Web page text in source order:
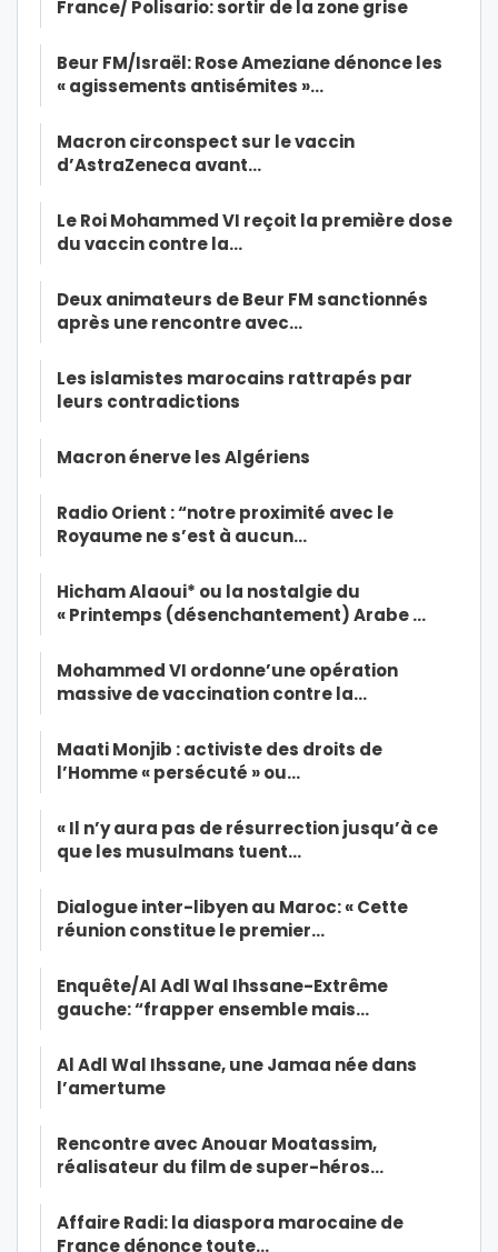
France/ Polisario: sortir de la zone grise
Beur FM/Israël: Rose Ameziane dénonce les
« agissements antisémites »…
Macron circonspect sur le vaccin
d’AstraZeneca avant…
Le Roi Mohammed VI reçoit la première dose
du vaccin contre la…
Deux animateurs de Beur FM sanctionnés
après une rencontre avec…
Les islamistes marocains rattrapés par
leurs contradictions
Macron énerve les Algériens
Radio Orient : “notre proximité avec le
Royaume ne s’est à aucun…
Hicham Alaoui* ou la nostalgie du
« Printemps (désenchantement) Arabe …
Mohammed VI ordonne’une opération
massive de vaccination contre la…
Maati Monjib : activiste des droits de
l’Homme « persécuté » ou…
« Il n’y aura pas de résurrection jusqu’à ce
que les musulmans tuent…
Dialogue inter-libyen au Maroc: « Cette
réunion constitue le premier…
Enquête/Al Adl Wal Ihssane-Extrême
gauche: “frapper ensemble mais…
Al Adl Wal Ihssane, une Jamaa née dans
l’amertume
Rencontre avec Anouar Moatassim,
réalisateur du film de super-héros…
Affaire Radi: la diaspora marocaine de
France dénonce toute…